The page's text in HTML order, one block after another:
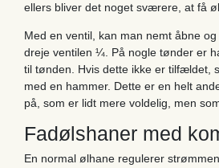
ellers bliver det noget sværere, at få
Med en ventil, kan man nemt åbne
dreje ventilen ¼. På nogle tønder er
til tønden. Hvis dette ikke er tilfældet,
med en hammer. Dette er en helt
på, som er lidt mere voldelig, men
Fadølshaner med
En normal ølhane regulerer